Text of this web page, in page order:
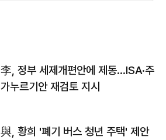
李, 정부 세제개편안에 제동…ISA·주
가누르기안 재검토 지시
與, 황희 '폐기 버스 청년 주택' 제안